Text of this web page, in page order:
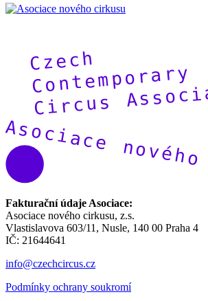
Fakturační údaje Asociace:
Asociace nového cirkusu, z.s.
Vlastislavova 603/11, Nusle, 140 00 Praha 4
IČ: 21644641
info@czechcircus.cz
Podmínky ochrany soukromí